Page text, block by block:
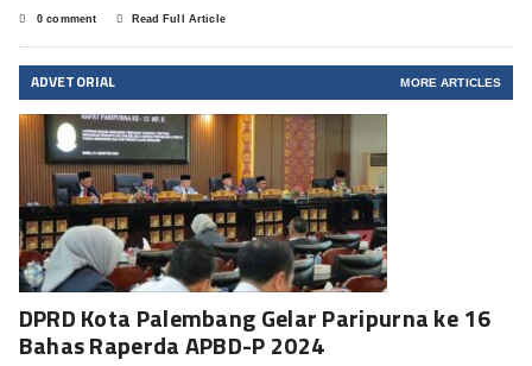
0 comment Read Full Article
ADVETORIAL MORE ARTICLES
DPRD Kota Palembang Gelar Paripurna ke 16
Bahas Raperda APBD-P 2024